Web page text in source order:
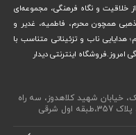
خلاقیت و نگاه فرهنگی، مجموعه‌ای
همچون محرم، فاطمیه، غدیر و
هدایایی ناب و تزئیناتی متناسب با
اینترنتی دیدار
خیابان شهید کلاهدوز، سه راه
شرقی